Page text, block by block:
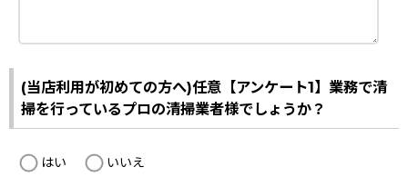
(当店利用が初めての方へ)任意【アンケート1】業務で清
掃を行っているプロの清掃業者様でしょうか？
はい いいえ